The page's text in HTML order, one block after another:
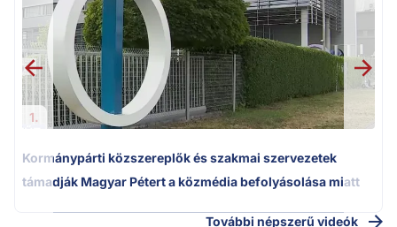
1.
Kormánypárti közszereplők és szakmai szervezetek
támadják Magyar Pétert a közmédia befolyásolása miatt
További népszerű videók